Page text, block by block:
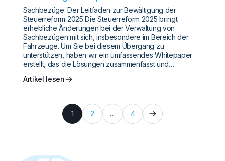
um die Steuerreform 2025 zu meistern
Sachbezüge: Der Leitfaden zur Bewältigung der
Steuerreform 2025 Die Steuerreform 2025 bringt
erhebliche Änderungen bei der Verwaltung von
Sachbezügen mit sich, insbesondere im Bereich der
Fahrzeuge. Um Sie bei diesem Übergang zu
unterstützen, haben wir ein umfassendes Whitepaper
erstellt, das die Lösungen zusammenfasst und…
Artikel lesen
1 2 … 4